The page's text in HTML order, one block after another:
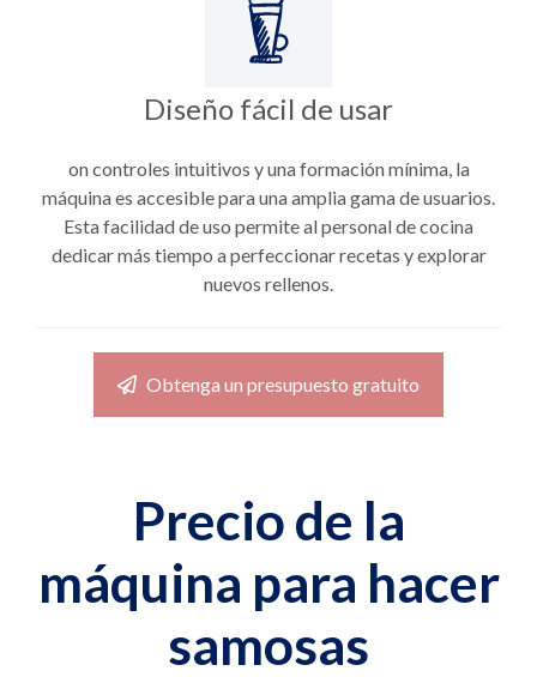
Diseño fácil de usar
on controles intuitivos y una formación mínima, la
máquina es accesible para una amplia gama de usuarios.
Esta facilidad de uso permite al personal de cocina
dedicar más tiempo a perfeccionar recetas y explorar
nuevos rellenos.
Obtenga un presupuesto gratuito
Precio de la
máquina para hacer
samosas